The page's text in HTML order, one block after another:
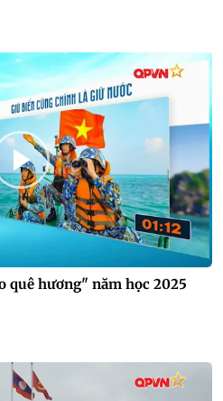
quê hương" năm học 2025